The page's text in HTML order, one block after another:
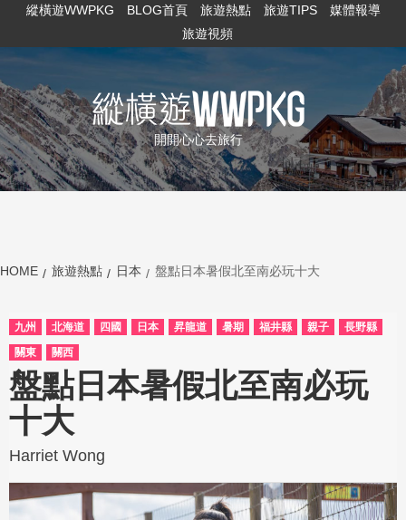
縱橫遊WWPKG BLOG首頁 旅遊熱點 旅遊TIPS
媒體報導
旅遊視頻
開開心心去旅行
HOME 旅遊熱點 日本 盤點日本暑假北至南必玩十大
九州 北海道 四國 日本 昇龍道 暑期 福井縣 親子
長野縣
關東
關西
盤點日本暑假北至南必玩
十大
Harriet Wong